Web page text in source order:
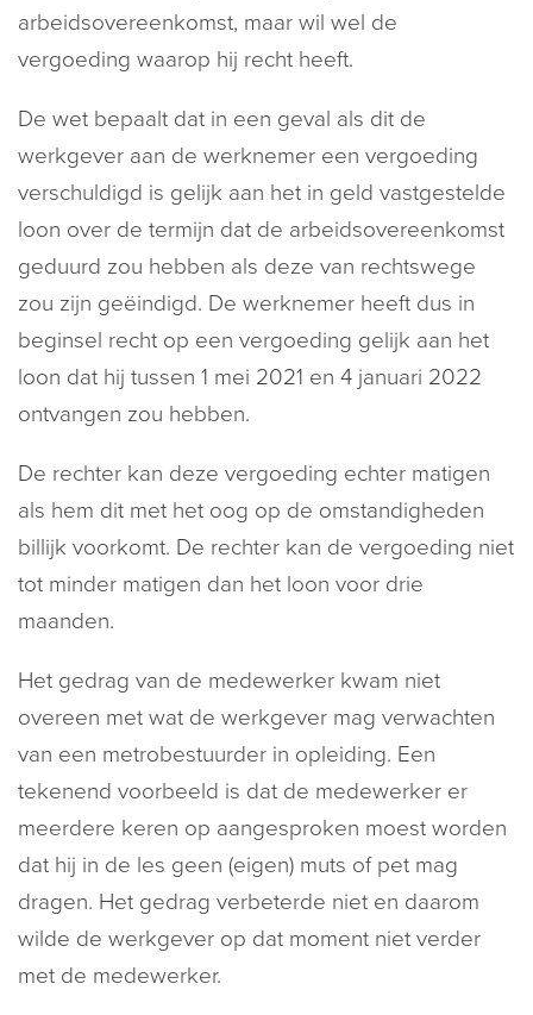
arbeidsovereenkomst, maar wil wel de
vergoeding waarop hij recht heeft.
De wet bepaalt dat in een geval als dit de
werkgever aan de werknemer een vergoeding
verschuldigd is gelijk aan het in geld vastgestelde
loon over de termijn dat de arbeidsovereenkomst
geduurd zou hebben als deze van rechtswege
zou zijn geëindigd. De werknemer heeft dus in
beginsel recht op een vergoeding gelijk aan het
loon dat hij tussen 1 mei 2021 en 4 januari 2022
ontvangen zou hebben.
De rechter kan deze vergoeding echter matigen
als hem dit met het oog op de omstandigheden
billijk voorkomt. De rechter kan de vergoeding niet
tot minder matigen dan het loon voor drie
maanden.
Het gedrag van de medewerker kwam niet
overeen met wat de werkgever mag verwachten
van een metrobestuurder in opleiding. Een
tekenend voorbeeld is dat de medewerker er
meerdere keren op aangesproken moest worden
dat hij in de les geen (eigen) muts of pet mag
dragen. Het gedrag verbeterde niet en daarom
wilde de werkgever op dat moment niet verder
met de medewerker.